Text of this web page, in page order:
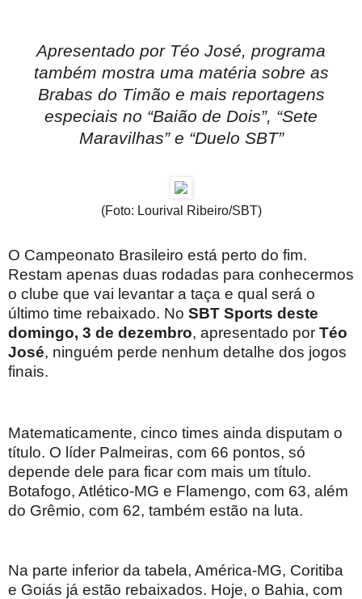
Apresentado por Téo José, programa
também mostra uma matéria sobre as
Brabas do Timão e mais reportagens
especiais no “Baião de Dois”, “Sete
Maravilhas” e “Duelo SBT”
(Foto: Lourival Ribeiro/SBT)
O Campeonato Brasileiro está perto do fim.
Restam apenas duas rodadas para conhecermos
o clube que vai levantar a taça e qual será o
último time rebaixado. No SBT Sports deste
domingo, 3 de dezembro, apresentado por Téo
José, ninguém perde nenhum detalhe dos jogos
finais.
Matematicamente, cinco times ainda disputam o
título. O líder Palmeiras, com 66 pontos, só
depende dele para ficar com mais um título.
Botafogo, Atlético-MG e Flamengo, com 63, além
do Grêmio, com 62, também estão na luta.
Na parte inferior da tabela, América-MG, Coritiba
e Goiás já estão rebaixados. Hoje, o Bahia, com